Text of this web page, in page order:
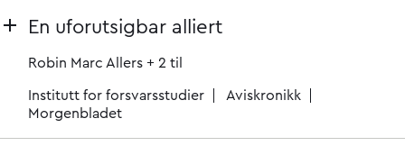
En uforutsigbar alliert
Robin Marc Allers + 2 til
Institutt for forsvarsstudier
Aviskronikk
Morgenbladet